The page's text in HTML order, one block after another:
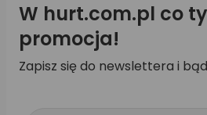
W hurt.com.pl co
promocja!
Zapisz się do newslettera i